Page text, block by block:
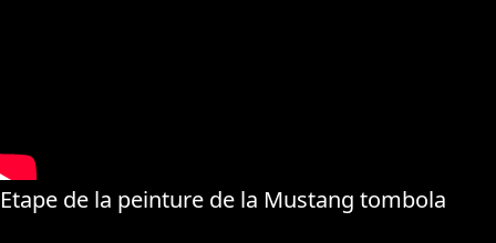
Etape de la peinture de la Mustang tombola